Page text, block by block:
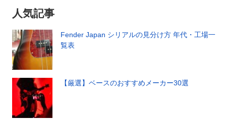
人気記事
Fender Japan シリアルの見分け方 年代・工場一
覧表
【厳選】ベースのおすすめメーカー30選